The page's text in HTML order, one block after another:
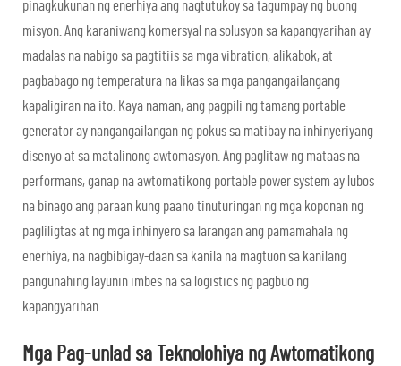
pinagkukunan ng enerhiya ang nagtutukoy sa tagumpay ng buong
misyon. Ang karaniwang komersyal na solusyon sa kapangyarihan ay
madalas na nabigo sa pagtitiis sa mga vibration, alikabok, at
pagbabago ng temperatura na likas sa mga pangangailangang
kapaligiran na ito. Kaya naman, ang pagpili ng tamang portable
generator ay nangangailangan ng pokus sa matibay na inhinyeriyang
disenyo at sa matalinong awtomasyon. Ang paglitaw ng mataas na
performans, ganap na awtomatikong portable power system ay lubos
na binago ang paraan kung paano tinuturingan ng mga koponan ng
pagliligtas at ng mga inhinyero sa larangan ang pamamahala ng
enerhiya, na nagbibigay-daan sa kanila na magtuon sa kanilang
pangunahing layunin imbes na sa logistics ng pagbuo ng
kapangyarihan.
Mga Pag-unlad sa Teknolohiya ng Awtomatikong